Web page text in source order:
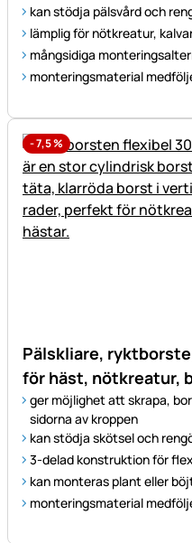
kan stödja pälsvård och
lämplig för nötkreatur,
mångsidiga
monteringsmaterial
-7,5%
Pälskliare,
för häst, nötkreatur,
ger möjlighet att skrapa,
sidorna av kroppen
kan stödja skötsel och
3-delad konstruktion för
kan monteras plant eller
monteringsmaterial